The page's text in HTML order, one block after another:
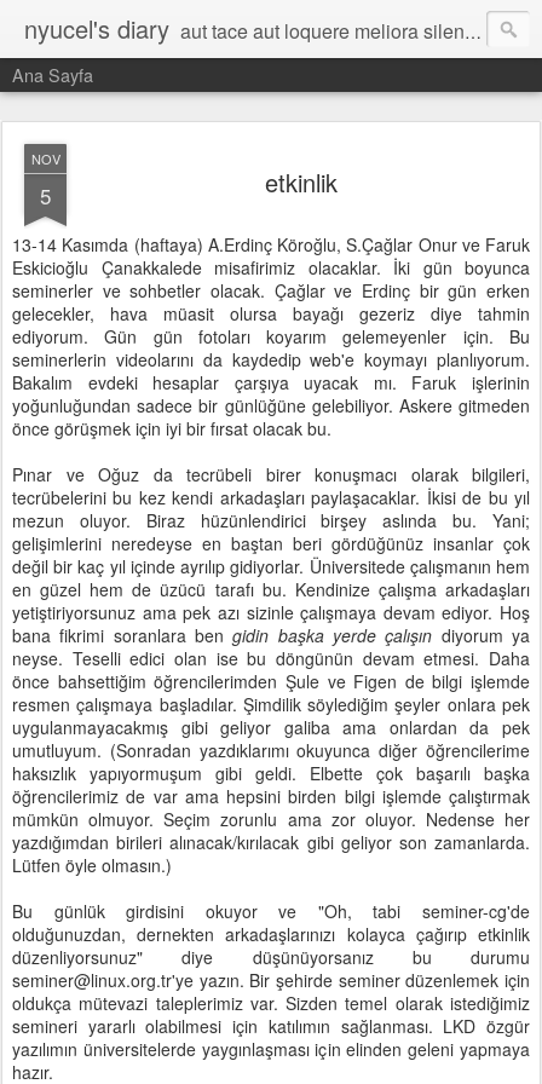
nyucel's diary aut tace aut loquere meliora silentio
Ana Sayfa
NOV
5 etkinlik
13-14 Kasımda (haftaya) A.Erdinç Köroğlu, S.Çağlar Onur ve Faruk
Eskicioğlu Çanakkalede misafirimiz olacaklar. İki gün boyunca
seminerler ve sohbetler olacak. Çağlar ve Erdinç bir gün erken
gelecekler, hava müasit olursa bayağı gezeriz diye tahmin
ediyorum. Gün gün fotoları koyarım gelemeyenler için. Bu
seminerlerin videolarını da kaydedip web'e koymayı planlıyorum.
Bakalım evdeki hesaplar çarşıya uyacak mı. Faruk işlerinin
yoğunluğundan sadece bir günlüğüne gelebiliyor. Askere gitmeden
önce görüşmek için iyi bir fırsat olacak bu.
Pınar ve Oğuz da tecrübeli birer konuşmacı olarak bilgileri,
tecrübelerini bu kez kendi arkadaşları paylaşacaklar. İkisi de bu yıl
mezun oluyor. Biraz hüzünlendirici birşey aslında bu. Yani;
gelişimlerini neredeyse en baştan beri gördüğünüz insanlar çok
değil bir kaç yıl içinde ayrılıp gidiyorlar. Üniversitede çalışmanın hem
en güzel hem de üzücü tarafı bu. Kendinize çalışma arkadaşları
yetiştiriyorsunuz ama pek azı sizinle çalışmaya devam ediyor. Hoş
bana fikrimi soranlara bengidin başka yerde çalışın diyorum ya
neyse. Teselli edici olan ise bu döngünün devam etmesi. Daha
önce bahsettiğim öğrencilerimden Şule ve Figen de bilgi işlemde
resmen çalışmaya başladılar. Şimdilik söylediğim şeyler onlara pek
uygulanmayacakmış gibi geliyor galiba ama onlardan da pek
umutluyum. (Sonradan yazdıklarımı okuyunca diğer öğrencilerime
haksızlık yapıyormuşum gibi geldi. Elbette çok başarılı başka
öğrencilerimiz de var ama hepsini birden bilgi işlemde çalıştırmak
mümkün olmuyor. Seçim zorunlu ama zor oluyor. Nedense her
yazdığımdan birileri alınacak/kırılacak gibi geliyor son zamanlarda.
Lütfen öyle olmasın.)
Bu günlük girdisini okuyor ve "Oh, tabi seminer-cg'de
olduğunuzdan, dernekten arkadaşlarınızı kolayca çağırıp etkinlik
düzenliyorsunuz" diye düşünüyorsanız bu durumu
seminer@linux.org.tr'ye yazın. Bir şehirde seminer düzenlemek için
oldukça mütevazi taleplerimiz var. Sizden temel olarak istediğimiz
semineri yararlı olabilmesi için katılımın sağlanması. LKD özgür
yazılımın üniversitelerde yaygınlaşması için elinden geleni yapmaya
hazır.